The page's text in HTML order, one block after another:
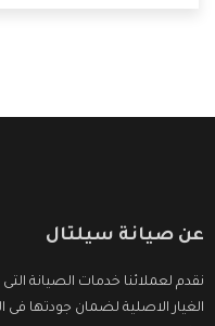
عن صيانة سيلتال
نقدم لعملائنا خدمات الصيانة
الغيار الاصلية لضمان جودتها